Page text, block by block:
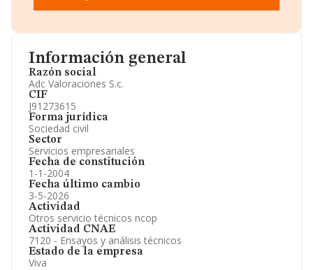
Información general
Razón social
Adc Valoraciones S.c.
CIF
J91273615
Forma jurídica
Sociedad civil
Sector
Servicios empresariales
Fecha de constitución
1-1-2004
Fecha último cambio
3-5-2026
Actividad
Otros servicio técnicos ncop
Actividad CNAE
7120 - Ensayos y análisis técnicos
Estado de la empresa
Viva
Directivos y Ejecutivos.
Información oficial y registral complementaria.